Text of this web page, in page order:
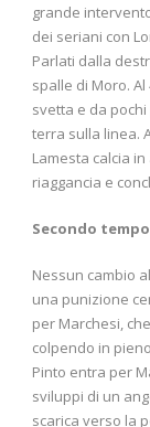
grande
dei seriani con
Parlati dalla
spalle di Moro. Al
svetta e da
terra sulla linea.
Lamesta calcia
riaggancia e
Secondo tempo
Nessun cambio
una punizione
per Marchesi,
colpendo in
Pinto entra per
sviluppi di un
scarica verso la